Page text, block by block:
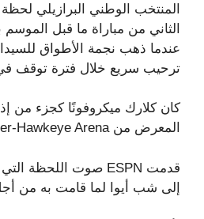
المنتخب الوطني البرازيلي
الثاني من مباراة ما قبل الموسم
عندما ذهب نجمة الأطواق
ترحيب سريع خلال فترة توقف
المعرض من Away Carver-Hawkeye Arena يوم الأحد.
إلى شب أيوا لما قامت به من